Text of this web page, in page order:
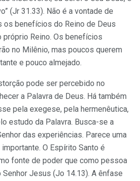
(Jr 31.33). Não é a vontade de
os benefícios do Reino de Deus
próprio Reino. Os benefícios
no Milênio, mas poucos querem
e pouco almejado.
pode ser percebido no
a Palavra de Deus. Há também
pela exegese, pela hermenêutica,
estudo da Palavra. Busca-se a
das experiências. Parece uma
O Espírito Santo é
fonte de poder que como pessoa
Jesus (Jo 14.13). A ênfase